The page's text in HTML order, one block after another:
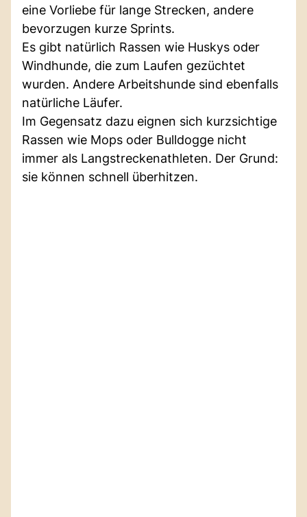
eine Vorliebe für lange Strecken, andere
bevorzugen kurze Sprints.
Es gibt natürlich Rassen wie Huskys oder
Windhunde, die zum Laufen gezüchtet
wurden. Andere Arbeitshunde sind ebenfalls
natürliche Läufer.
Im Gegensatz dazu eignen sich kurzsichtige
Rassen wie Mops oder Bulldogge nicht
immer als Langstreckenathleten. Der Grund:
sie können schnell überhitzen.